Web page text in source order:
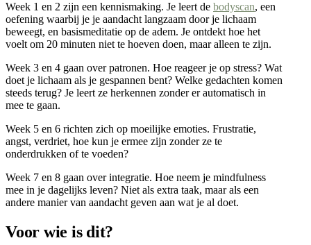
Week 1 en 2 zijn een kennismaking. Je leert de bodyscan, een
oefening waarbij je je aandacht langzaam door je lichaam
beweegt, en basismeditatie op de adem. Je ontdekt hoe het
voelt om 20 minuten niet te hoeven doen, maar alleen te zijn.
Week 3 en 4 gaan over patronen. Hoe reageer je op stress? Wat
doet je lichaam als je gespannen bent? Welke gedachten komen
steeds terug? Je leert ze herkennen zonder er automatisch in
mee te gaan.
Week 5 en 6 richten zich op moeilijke emoties. Frustratie,
angst, verdriet, hoe kun je ermee zijn zonder ze te
onderdrukken of te voeden?
Week 7 en 8 gaan over integratie. Hoe neem je mindfulness
mee in je dagelijks leven? Niet als extra taak, maar als een
andere manier van aandacht geven aan wat je al doet.
Voor wie is dit?